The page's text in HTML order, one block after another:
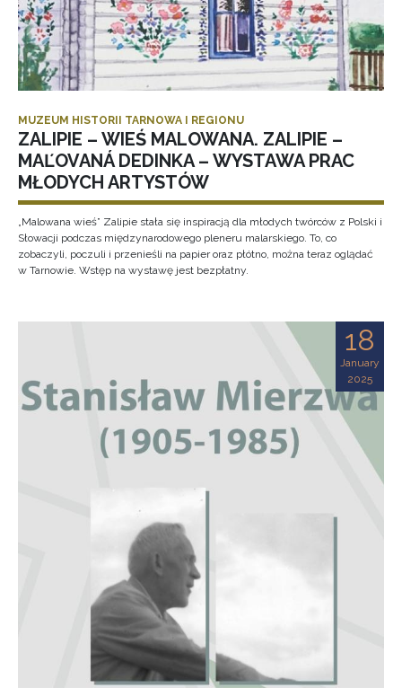
MUZEUM HISTORII TARNOWA I REGIONU
ZALIPIE – WIEŚ MALOWANA. ZALIPIE –
MAĽOVANÁ DEDINKA – WYSTAWA PRAC
MŁODYCH ARTYSTÓW
„Malowana wieś” Zalipie stała się inspiracją dla młodych twórców z Polski i
Słowacji podczas międzynarodowego pleneru malarskiego. To, co
zobaczyli, poczuli i przenieśli na papier oraz płótno, można teraz oglądać
w Tarnowie. Wstęp na wystawę jest bezpłatny.
18
January
2025